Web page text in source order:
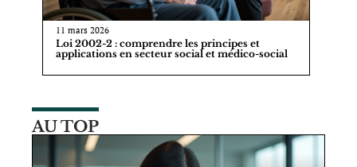
11 mars 2026
Loi 2002-2 : comprendre les principes et
applications en secteur social et médico-social
AU TOP